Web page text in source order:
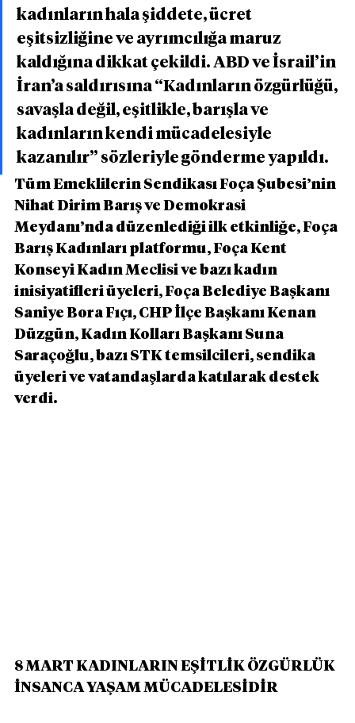
kadınların hala şiddete, ücret
eşitsizliğine ve ayrımcılığa maruz
kaldığına dikkat çekildi. ABD ve İsrail’in
İran’a saldırısına “Kadınların özgürlüğü,
savaşla değil, eşitlikle, barışla ve
kadınların kendi mücadelesiyle
kazanılır” sözleriyle gönderme yapıldı.
Tüm Emeklilerin Sendikası Foça Şubesi’nin
Nihat Dirim Barış ve Demokrasi
Meydanı’nda düzenlediği ilk etkinliğe, Foça
Barış Kadınları platformu, Foça Kent
Konseyi Kadın Meclisi ve bazı kadın
inisiyatifleri üyeleri, Foça Belediye Başkanı
Saniye Bora Fıçı, CHP İlçe Başkanı Kenan
Düzgün, Kadın Kolları Başkanı Suna
Saraçoğlu, bazı STK temsilcileri, sendika
üyeleri ve vatandaşlarda katılarak destek
verdi.
8 MART KADINLARIN EŞİTLİK ÖZGÜRLÜK
İNSANCA YAŞAM MÜCADELESİDİR